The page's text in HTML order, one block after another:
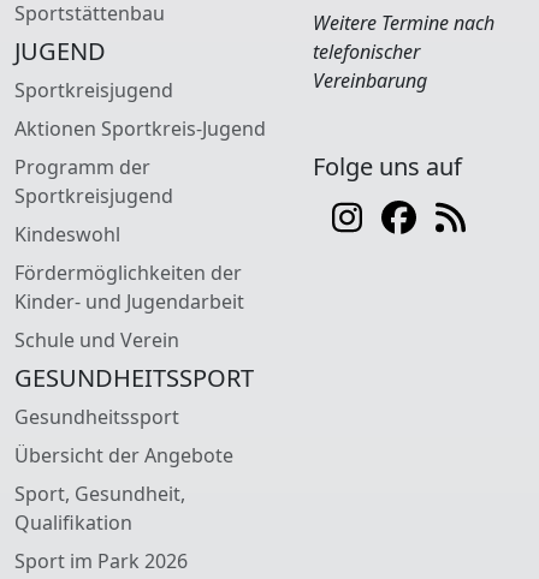
Sportstättenbau
JUGEND
Sportkreisjugend
Aktionen Sportkreis-Jugend
Programm der
Sportkreisjugend
Kindeswohl
Fördermöglichkeiten der
Kinder- und Jugendarbeit
Schule und Verein
GESUNDHEITSSPORT
Gesundheitssport
Übersicht der Angebote
Sport, Gesundheit,
Qualifikation
Sport im Park 2026
Weitere Termine nach
telefonischer
Vereinbarung
Folge uns auf